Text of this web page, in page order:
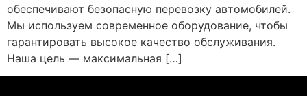
обеспечивают безопасную перевозку автомобилей.
Мы используем современное оборудование, чтобы
гарантировать высокое качество обслуживания.
Наша цель — максимальная […]